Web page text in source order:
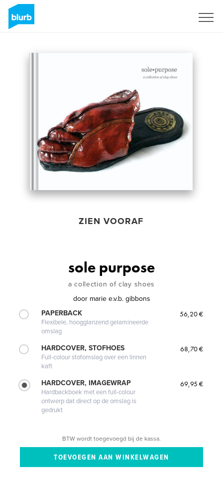
ZIEN VOORAF
sole purpose
a collection of clay shoes
door marie e.v.b. gibbons
PAPERBACK
Flexibele, hoogglanzend gelamineerde
omslag
56,20 €
HARDCOVER, STOFHOES
Full-colour stofomslag over een linnen
kaft
68,70 €
HARDCOVER, IMAGEWRAP
Hardbackboek met een full-colour
ontwerp dat direct op de omslag is
gedrukt
69,95 €
BTW wordt toegevoegd bij de kassa.